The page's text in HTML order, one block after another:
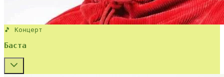
🎵 Концерт
Баста